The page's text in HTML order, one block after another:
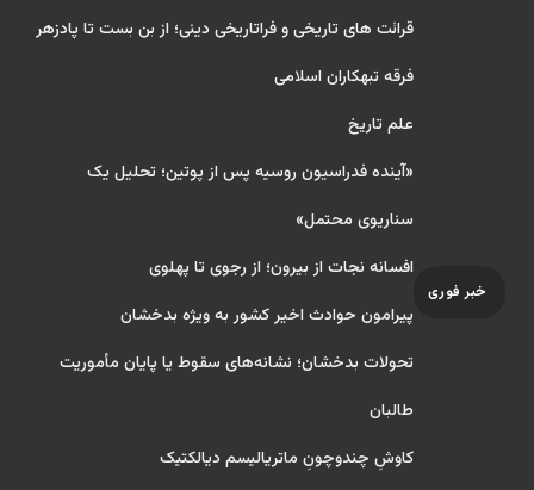
خبر فوری
قرائت های تاریخی و فراتاریخی دینی؛ از بن بست تا پادزهر
فرقه تبهکاران اسلامی
علم تاریخ
«آینده فدراسیون روسیه پس از پوتین؛ تحلیل یک
سناریوی محتمل»
افسانه نجات از بیرون؛ از رجوی تا پهلوی
پیرامون حوادث اخیر کشور به ویژه بدخشان
تحولات بدخشان؛ نشانه‌های سقوط یا پایان مأموریت
طالبان
کاوشِ چندو‌چونِ ماتریالیسم دیالکتیک